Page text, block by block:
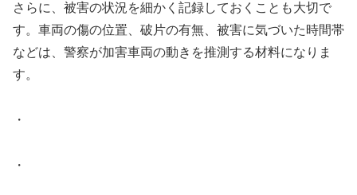
さらに、被害の状況を細かく記録しておくことも大切で
す。車両の傷の位置、破片の有無、被害に気づいた時間帯
などは、警察が加害車両の動きを推測する材料になりま
す。
・
・